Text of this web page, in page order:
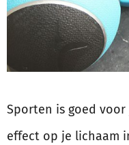
Sporten is goed
effect op je lichaam